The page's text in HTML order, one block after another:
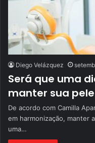
Diego Velázquez
Será que uma
manter sua
De acordo com Camilla
em harmonização, manter
uma…